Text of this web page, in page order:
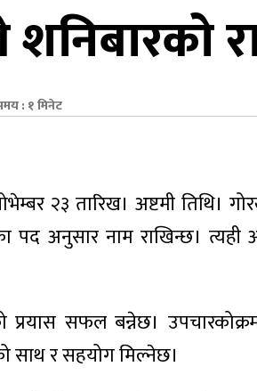
: १ मिनेट
२३ तारिख। अष्टमी तिथि।
पद अनुसार नाम राखिन्छ। त्यही
प्रयास सफल बन्नेछ।
साथ र सहयोग मिल्नेछ।